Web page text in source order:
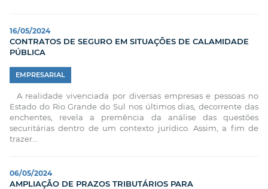
16/05/2024
CONTRATOS DE SEGURO EM SITUAÇÕES DE CALAMIDADE
PÚBLICA
EMPRESARIAL
A realidade vivenciada por diversas empresas e pessoas no
Estado do Rio Grande do Sul nos últimos dias, decorrente das
enchentes, revela a premência da análise das questões
securitárias dentro de um contexto jurídico. Assim, a fim de
trazer...
06/05/2024
AMPLIAÇÃO DE PRAZOS TRIBUTÁRIOS PARA